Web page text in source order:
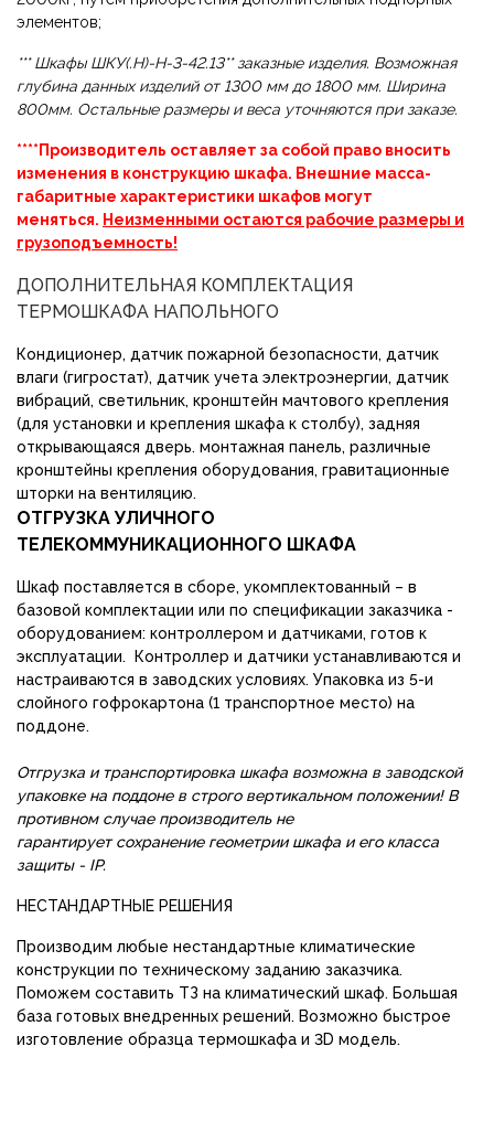
элементов;
*** Шкафы ШКУ(.Н)-Н-3-42.13** заказные изделия. Возможная
глубина данных изделий от 1300 мм до 1800 мм. Ширина
800мм. Остальные размеры и веса уточняются при заказе.
****Производитель оставляет за собой право вносить
изменения в конструкцию шкафа. Внешние масса-
габаритные характеристики шкафов могут
меняться. Неизменными остаются рабочие размеры и
грузоподъемность!
ДОПОЛНИТЕЛЬНАЯ КОМПЛЕКТАЦИЯ
ТЕРМОШКАФА НАПОЛЬНОГО
Кондиционер, датчик пожарной безопасности, датчик
влаги (гигростат), датчик учета электроэнергии, датчик
вибраций, светильник, кронштейн мачтового крепления
(для установки и крепления шкафа к столбу), задняя
открывающаяся дверь. монтажная панель, различные
кронштейны крепления оборудования, гравитационные
шторки на вентиляцию.
ОТГРУЗКА УЛИЧНОГО
ТЕЛЕКОММУНИКАЦИОННОГО ШКАФА
Шкаф поставляется в сборе, укомплектованный – в
базовой комплектации или по спецификации заказчика -
оборудованием: контроллером и датчиками, готов к
эксплуатации. Контроллер и датчики устанавливаются и
настраиваются в заводских условиях. Упаковка из 5-и
слойного гофрокартона (1 транспортное место) на
поддоне.
Отгрузка и транспортировка шкафа возможна в заводской
упаковке на поддоне в строго вертикальном положении! В
противном случае производитель не
гарантирует сохранение геометрии шкафа и его класса
защиты - IP.
НЕСТАНДАРТНЫЕ РЕШЕНИЯ
Производим любые нестандартные климатические
конструкции по техническому заданию заказчика.
Поможем составить ТЗ на климатический шкаф. Большая
база готовых внедренных решений. Возможно быстрое
изготовление образца термошкафа и 3D модель.